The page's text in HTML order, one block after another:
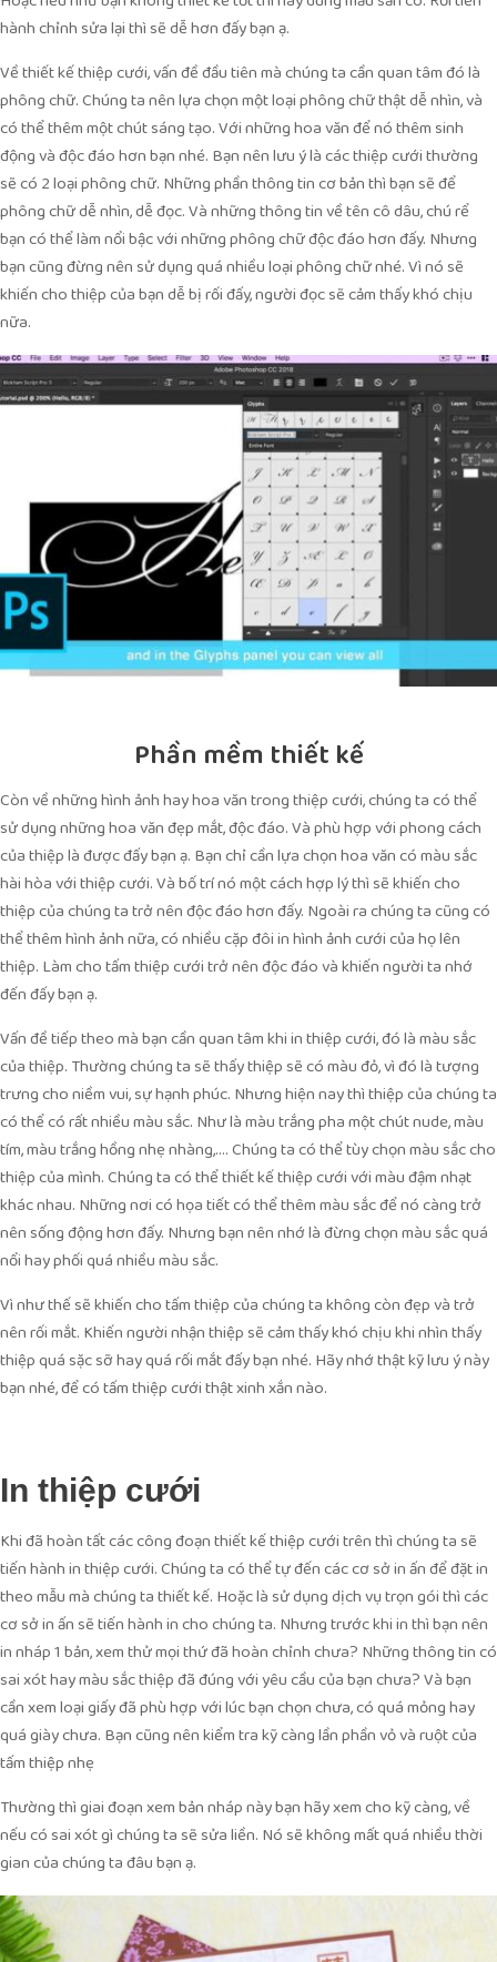
hành chỉnh sửa lại thì sẽ dễ hơn đấy bạn ạ.
Về thiết kế thiệp cưới, vấn đề đầu tiên mà chúng ta cần quan tâm đó là
phông chữ. Chúng ta nên lựa chọn một loại phông chữ thật dễ nhìn, và
có thể thêm một chút sáng tạo. Với những hoa văn để nó thêm sinh
động và độc đáo hơn bạn nhé. Bạn nên lưu ý là các thiệp cưới thường
sẽ có 2 loại phông chữ. Những phần thông tin cơ bản thì bạn sẽ để
phông chữ dễ nhìn, dễ đọc. Và những thông tin về tên cô dâu, chú rể
bạn có thể làm nổi bậc với những phông chữ độc đáo hơn đấy. Nhưng
bạn cũng đừng nên sử dụng quá nhiều loại phông chữ nhé. Vì nó sẽ
khiến cho thiệp của bạn dễ bị rối đấy, người đọc sẽ cảm thấy khó chịu
nữa.
Phần mềm thiết kế
Còn về những hình ảnh hay hoa văn trong thiệp cưới, chúng ta có thể
sử dụng những hoa văn đẹp mắt, độc đáo. Và phù hợp với phong cách
của thiệp là được đấy bạn ạ. Bạn chỉ cần lựa chọn hoa văn có màu sắc
hài hòa với thiệp cưới. Và bố trí nó một cách hợp lý thì sẽ khiến cho
thiệp của chúng ta trở nên độc đáo hơn đấy. Ngoài ra chúng ta cũng có
thể thêm hình ảnh nữa, có nhiều cặp đôi in hình ảnh cưới của họ lên
thiệp. Làm cho tấm thiệp cưới trở nên độc đáo và khiến người ta nhớ
đến đấy bạn ạ.
Vấn đề tiếp theo mà bạn cần quan tâm khi in thiệp cưới, đó là màu sắc
của thiệp. Thường chúng ta sẽ thấy thiệp sẽ có màu đỏ, vì đó là tượng
trưng cho niềm vui, sự hạnh phúc. Nhưng hiện nay thì thiệp của chúng ta
có thể có rất nhiều màu sắc. Như là màu trắng pha một chút nude, màu
tím, màu trắng hồng nhẹ nhàng,…. Chúng ta có thể tùy chọn màu sắc cho
thiệp của mình. Chúng ta có thể thiết kế thiệp cưới với màu đậm nhạt
khác nhau. Những nơi có họa tiết có thể thêm màu sắc để nó càng trở
nên sống động hơn đấy. Nhưng bạn nên nhớ là đừng chọn màu sắc quá
nổi hay phối quá nhiều màu sắc.
Vì như thế sẽ khiến cho tấm thiệp của chúng ta không còn đẹp và trở
nên rối mắt. Khiến người nhận thiệp sẽ cảm thấy khó chịu khi nhìn thấy
thiệp quá sặc sỡ hay quá rối mắt đấy bạn nhé. Hãy nhớ thật kỹ lưu ý này
bạn nhé, để có tấm thiệp cưới thật xinh xắn nào.
In thiệp cưới
Khi đã hoàn tất các công đoạn thiết kế thiệp cưới trên thì chúng ta sẽ
tiến hành in thiệp cưới. Chúng ta có thể tự đến các cơ sở in ấn để đặt in
theo mẫu mà chúng ta thiết kế. Hoặc là sử dụng dịch vụ trọn gói thì các
cơ sở in ấn sẽ tiến hành in cho chúng ta. Nhưng trước khi in thì bạn nên
in nháp 1 bản, xem thử mọi thứ đã hoàn chỉnh chưa? Những thông tin có
sai xót hay màu sắc thiệp đã đúng với yêu cầu của bạn chưa? Và bạn
cần xem loại giấy đã phù hợp với lúc bạn chọn chưa, có quá mỏng hay
quá giày chưa. Bạn cũng nên kiểm tra kỹ càng lần phần vỏ và ruột của
tấm thiệp nhẹ
Thường thì giai đoạn xem bản nháp này bạn hãy xem cho kỹ càng, về
nếu có sai xót gì chúng ta sẽ sửa liền. Nó sẽ không mất quá nhiều thời
gian của chúng ta đâu bạn ạ.